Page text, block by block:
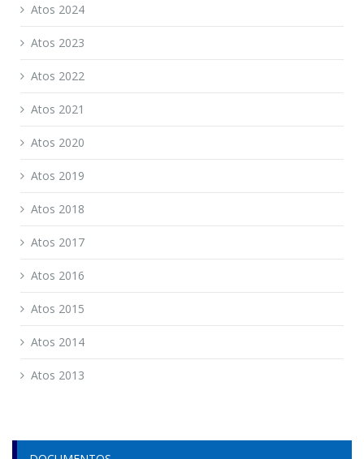
Atos 2024
Atos 2023
Atos 2022
Atos 2021
Atos 2020
Atos 2019
Atos 2018
Atos 2017
Atos 2016
Atos 2015
Atos 2014
Atos 2013